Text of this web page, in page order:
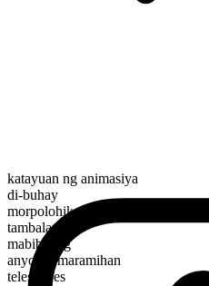
katayuan ng animasiya
di-buhay
morpolohikal na kayarian
tambalan
mabibilang
anyo ng maramihan
telescopes